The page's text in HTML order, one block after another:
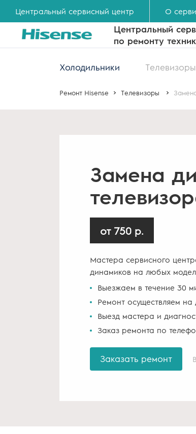
Центральный сервисный центр О
Центральный
по ремонту
Холодильники Телевизоры
Ремонт Hisense Телевизоры
Замена
от 750 р.
Мастера сервисного
динамиков на любых
Выезжаем в течение 30
Ремонт осуществляем на
Выезд мастера и
Заказ ремонта по
Заказать ремонт